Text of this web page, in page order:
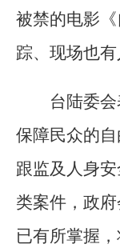
被禁的电影
踪、现场也有
台陆委
保障民众的
跟监及人身
类案件，政
已有所掌握，